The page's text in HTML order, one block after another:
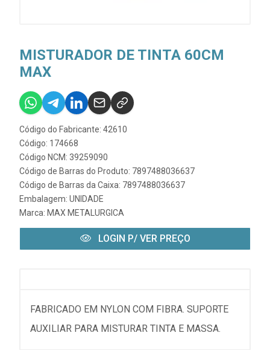
MISTURADOR DE TINTA 60CM
MAX
Código do Fabricante: 42610
Código: 174668
Código NCM: 39259090
Código de Barras do Produto: 7897488036637
Código de Barras da Caixa: 7897488036637
Embalagem: UNIDADE
Marca: MAX METALURGICA
LOGIN P/ VER PREÇO
FABRICADO EM NYLON COM FIBRA. SUPORTE
AUXILIAR PARA MISTURAR TINTA E MASSA.